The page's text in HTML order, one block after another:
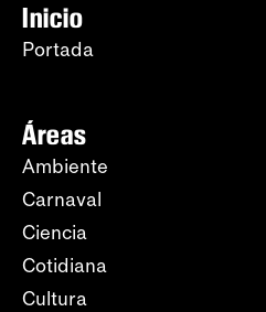
Inicio
Portada
Áreas
Ambiente
Carnaval
Ciencia
Cotidiana
Cultura